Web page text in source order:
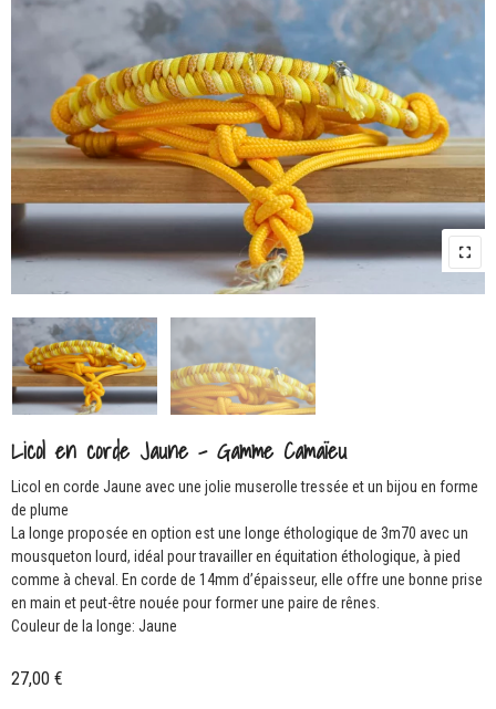
Licol en corde Jaune – Gamme Camaïeu
Licol en corde Jaune avec une jolie muserolle tressée et un bijou en forme
de plume
La longe proposée en option est une longe éthologique de 3m70 avec un
mousqueton lourd, idéal pour travailler en équitation éthologique, à pied
comme à cheval. En corde de 14mm d’épaisseur, elle offre une bonne prise
en main et peut-être nouée pour former une paire de rênes.
Couleur de la longe: Jaune
27,00 €